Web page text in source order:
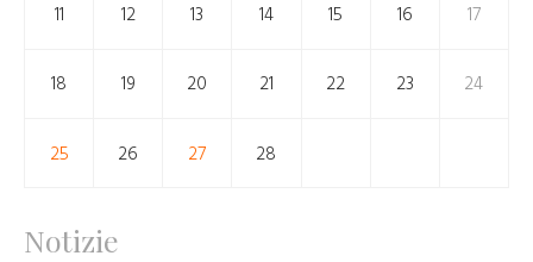
11 12 13 14 15 16 17
18 19 20 21 22 23 24
25 26 27 28
Notizie